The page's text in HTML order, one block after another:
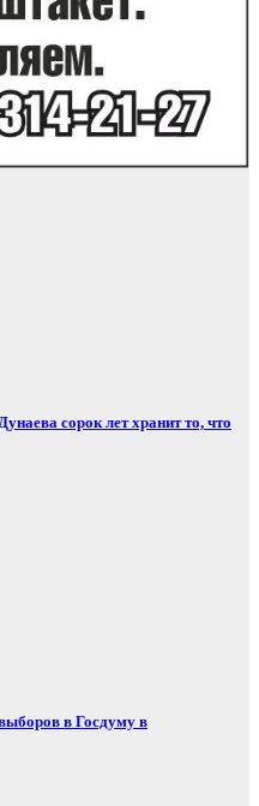
сорок лет хранит то, что
в Госдуму в